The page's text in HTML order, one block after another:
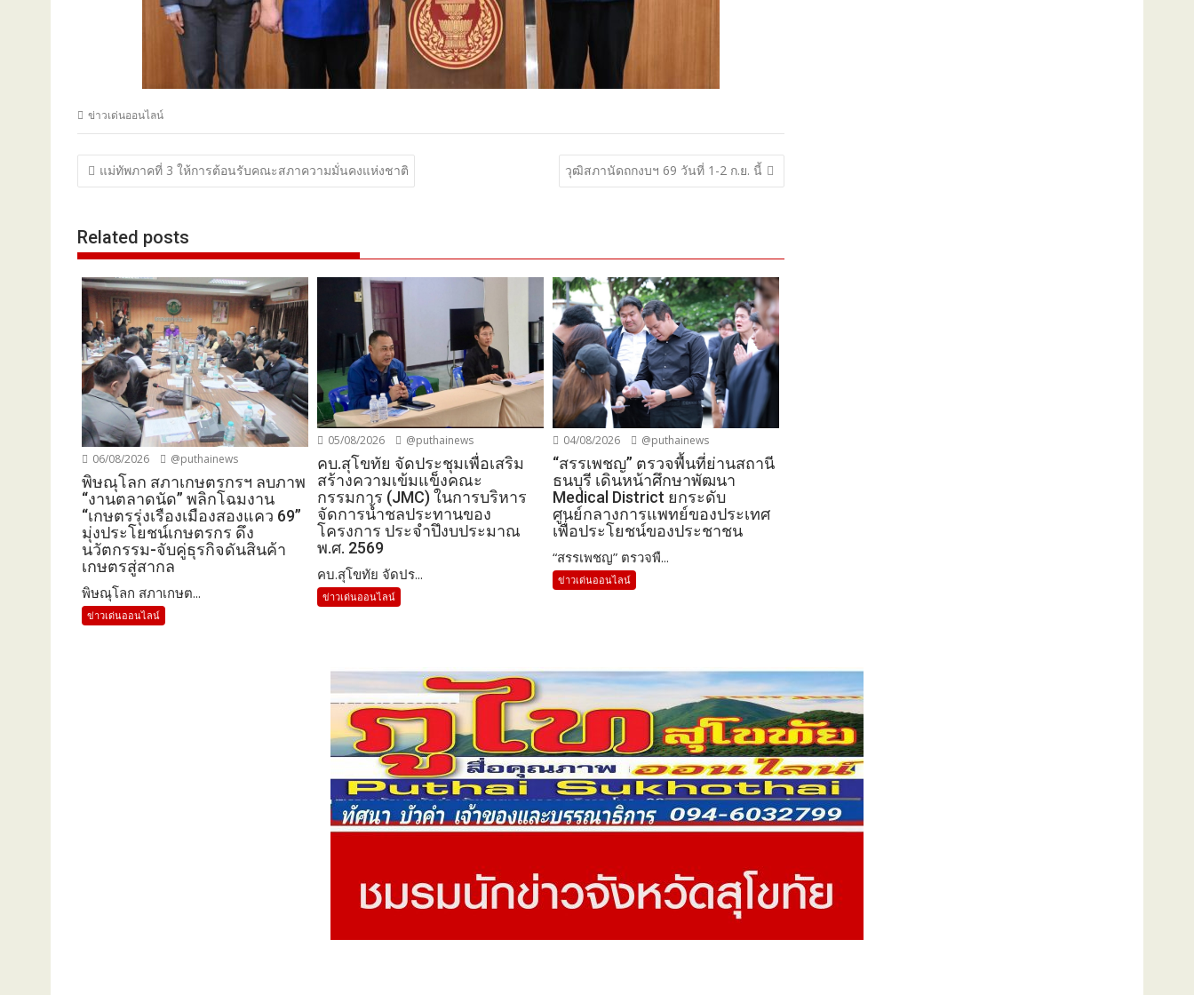
ข่าวเด่นออนไลน์
แนะแนว
เรื่อง
แม่ทัพภาคที่ 3 ให้การต้อนรับคณะสภาความมั่นคงแห่งชาติ วุฒิสภานัดถกงบฯ 69 วันที่ 1-2 ก.ย. นี้
Related posts
06/08/2026 @puthainews
พิษณุโลก สภาเกษตรกรฯ ลบภาพ
“งานตลาดนัด” พลิกโฉมงาน
“เกษตรรุ่งเรืองเมืองสองแคว 69”
มุ่งประโยชน์เกษตรกร ดึง
นวัตกรรม-จับคู่ธุรกิจดันสินค้า
เกษตรสู่สากล
พิษณุโลก สภาเกษต...
ข่าวเด่นออนไลน์
05/08/2026 @puthainews
คบ.สุโขทัย จัดประชุมเพื่อเสริม
สร้างความเข้มแข็งคณะ
กรรมการ (JMC) ในการบริหาร
จัดการน้ำชลประทานของ
โครงการ ประจำปึงบประมาณ
พ.ศ. 2569
คบ.สุโขทัย จัดปร...
ข่าวเด่นออนไลน์
04/08/2026 @puthainews
“สรรเพชญ” ตรวจพื้นที่ย่านสถานี
ธนบุรี เดินหน้าศึกษาพัฒนา
Medical District ยกระดับ
ศูนย์กลางการแพทย์ของประเทศ
เพื่อประโยชน์ของประชาชน
“สรรเพชญ” ตรวจพื...
ข่าวเด่นออนไลน์